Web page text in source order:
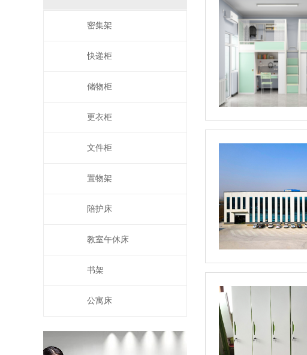
密集架
快递柜
储物柜
更衣柜
文件柜
置物架
陪护床
教室午休床
书架
公寓床